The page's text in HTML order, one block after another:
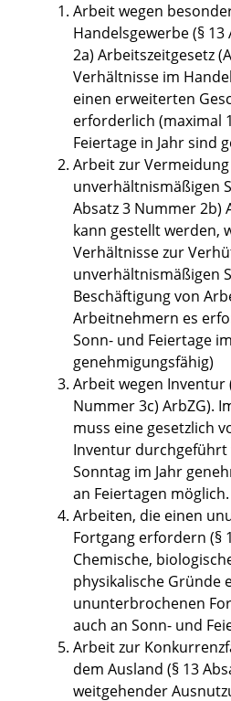
Arbeit wegen
Handelsgewerbe (§
2a) Arbeitszeitgesetz
Verhältnisse im
einen erweiterten
erforderlich (maximal
Feiertage in Jahr sind
Arbeit zur
unverhältnismäßigen
Absatz 3 Nummer 2b)
kann gestellt werden,
Verhältnisse zur
unverhältnismäßigen
Beschäftigung von
Arbeitnehmern es
Sonn- und Feiertage
genehmigungsfähig)
Arbeit wegen Inventur
Nummer 3c) ArbZG).
muss eine gesetzlich
Inventur durchgeführt
Sonntag im Jahr
an Feiertagen möglich.
Arbeiten, die einen
Fortgang erfordern (§
Chemische,
physikalische Gründe
ununterbrochenen
auch an Sonn- und
Arbeit zur
dem Ausland (§ 13
weitgehender